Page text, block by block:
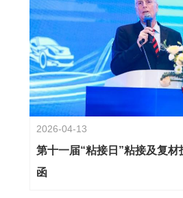
2026-04-13
第十一届“粘接日”粘接及复
函